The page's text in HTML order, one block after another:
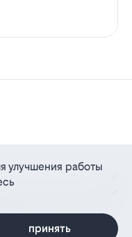
улучшения работы
принять